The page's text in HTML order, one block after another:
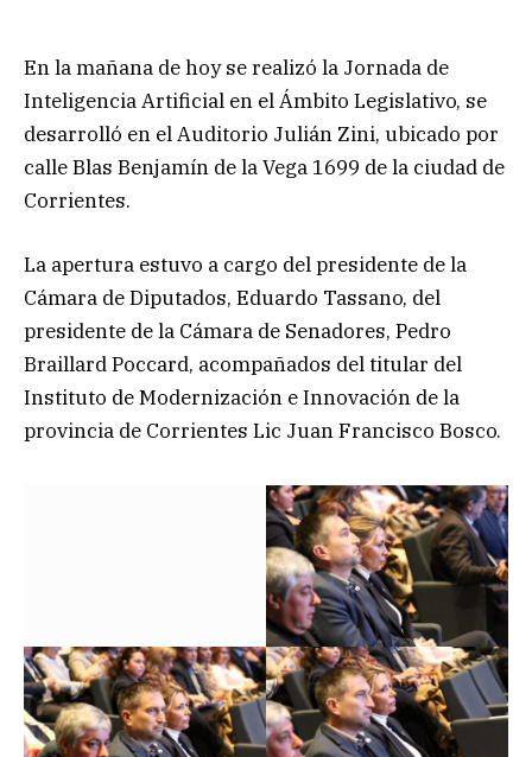
En la mañana de hoy se realizó la Jornada de
Inteligencia Artificial en el Ámbito Legislativo, se
desarrolló en el Auditorio Julián Zini, ubicado por
calle Blas Benjamín de la Vega 1699 de la ciudad de
Corrientes.
La apertura estuvo a cargo del presidente de la
Cámara de Diputados, Eduardo Tassano, del
presidente de la Cámara de Senadores, Pedro
Braillard Poccard, acompañados del titular del
Instituto de Modernización e Innovación de la
provincia de Corrientes Lic Juan Francisco Bosco.